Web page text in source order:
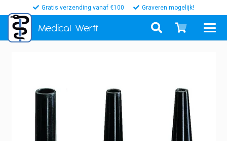
Gratis verzending vanaf €100 Graveren mogelijk!
Medical Werff